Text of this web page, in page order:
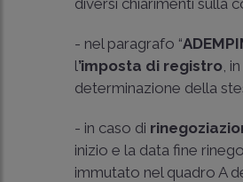
diversi chiarimenti sulla
- nel paragrafo “
l’imposta di registro,
determinazione della
- in caso di
inizio e la data fine
immutato nel quadro A